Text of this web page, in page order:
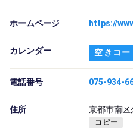
ホームページ https://
カレンダー 空きコー
電話番号 075-934-
住所 京都市南区
コピー